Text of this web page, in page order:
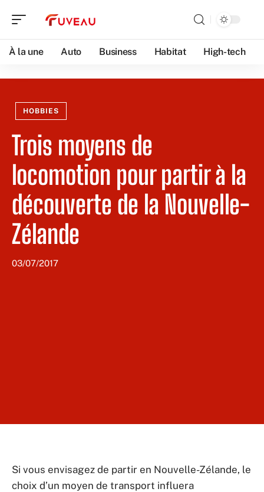
À la une Auto Business Habitat High-tech
HOBBIES
Trois moyens de
locomotion pour partir à la
découverte de la Nouvelle-
Zélande
03/07/2017
Si vous envisagez de partir en Nouvelle-Zélande, le
choix d’un moyen de transport influera